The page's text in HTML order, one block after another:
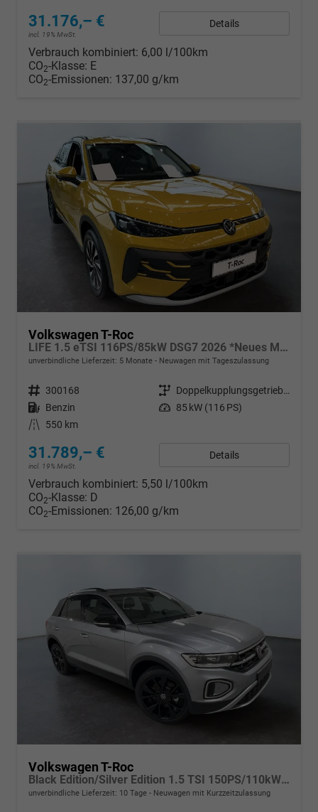
31.176,– €
incl. 19% MwSt.
Details
Verbrauch kombiniert: 6,00 l/100km
CO2-Klasse: E
CO2-Emissionen: 137,00 g/km
Volkswagen T-Roc
LIFE 1.5 eTSI 116PS/85kW DSG7 2026 *Neues Modell*
unverbindliche Lieferzeit: 5 Monate Neuwagen mit Tageszulassung
Fahrzeugnr. 300168 Getriebe
Doppelkupplungsgetriebe (DSG)
Kraftstoff Benzin Leistung 85 kW (116 PS)
Kilometerstand
550 km
31.789,– €
incl. 19% MwSt.
Details
Verbrauch kombiniert: 5,50 l/100km
CO2-Klasse: D
CO2-Emissionen: 126,00 g/km
Volkswagen T-Roc
Black Edition/Silver Edition 1.5 TSI 150PS/110kW DSG 2025 +Black Paket+19"ALU+MATRIX+PANO
unverbindliche Lieferzeit: 10 Tage Neuwagen mit Kurzzeitzulassung